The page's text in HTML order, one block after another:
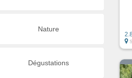
Nature
Dégustations